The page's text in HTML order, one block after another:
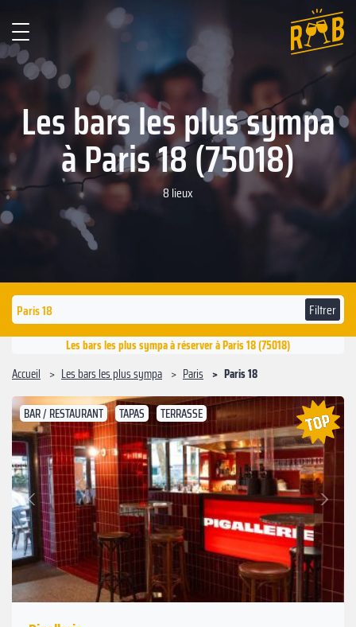
Les bars les plus sympa
à Paris 18 (75018)
8 lieux
Filtrer
Les bars les plus sympa à réserver à Paris 18 (75018)
Accueil
Les bars les plus sympa Paris Paris 18
BAR / RESTAURANT TAPAS TERRASSE
Précédent
Suivant